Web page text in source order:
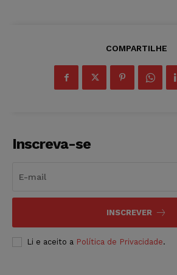
COMPARTILHE
Inscreva-se
INSCREVER
Li e aceito a Política de Privacidade.